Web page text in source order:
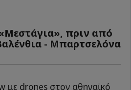
πριν από
- Μπαρτσελόνα